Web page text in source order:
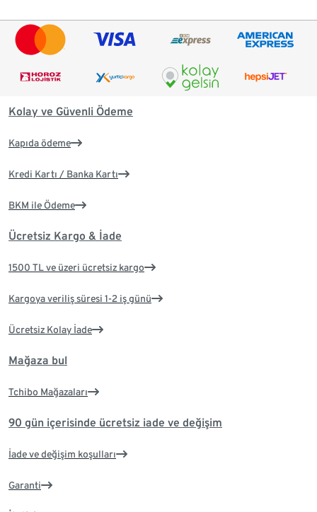
Kolay ve Güvenli Ödeme
Kapıda ödeme
Kredi Kartı / Banka Kartı
BKM ile Ödeme
Ücretsiz Kargo & İade
1500 TL ve üzeri ücretsiz kargo
Kargoya veriliş süresi 1-2 iş günü
Ücretsiz Kolay İade
Mağaza bul
Tchibo Mağazaları
90 gün içerisinde ücretsiz iade ve değişim
İade ve değişim koşulları
Garanti